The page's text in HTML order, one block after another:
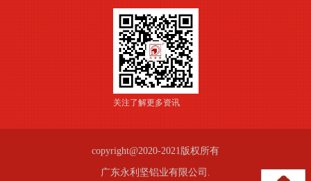
关注了解更多资讯
copyright@2020-2021版权所有
广东永利坚铝业有限公司.